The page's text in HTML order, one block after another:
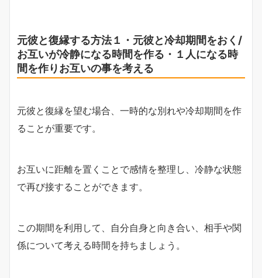
元彼と復縁する方法１・元彼と冷却期間をおく/
お互いが冷静になる時間を作る・１人になる時
間を作りお互いの事を考える
元彼と復縁を望む場合、一時的な別れや冷却期間を作
ることが重要です。
お互いに距離を置くことで感情を整理し、冷静な状態
で再び接することができます。
この期間を利用して、自分自身と向き合い、相手や関
係について考える時間を持ちましょう。